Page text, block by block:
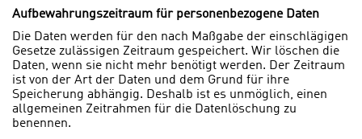
Aufbewahrungszeitraum für personenbezogene Daten
Die Daten werden für den nach Maßgabe der einschlägigen
Gesetze zulässigen Zeitraum gespeichert. Wir löschen die
Daten, wenn sie nicht mehr benötigt werden. Der Zeitraum
ist von der Art der Daten und dem Grund für ihre
Speicherung abhängig. Deshalb ist es unmöglich, einen
allgemeinen Zeitrahmen für die Datenlöschung zu
benennen.